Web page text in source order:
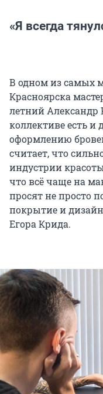
«Я всегда
В одном из самых
Красноярска
летний Александр
коллективе есть
оформлению
считает, что
индустрии
что всё чаще на
просят не просто
покрытие и
Егора Крида.